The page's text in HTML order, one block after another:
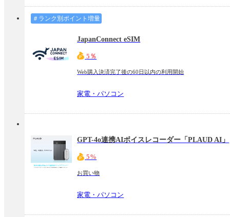
＃ランク別ポイント増量
JapanConnect eSIM
5％
Web購入決済完了後の60日以内の利用開始
家電・パソコン
GPT-4o連携AIボイスレコーダー「PLAUD AI」
5%
お買い物
家電・パソコン